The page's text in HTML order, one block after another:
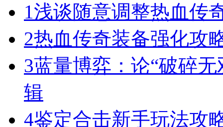
1浅谈随意调整热血传
2热血传奇装备强化攻
3蓝量博弈：论“破碎
辑
4鉴定合击新手玩法攻